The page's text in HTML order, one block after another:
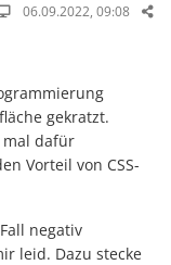
06.09.2022, 09:08
gekratzt.
mal dafür
Vorteil von CSS-
negativ
leid. Dazu stecke